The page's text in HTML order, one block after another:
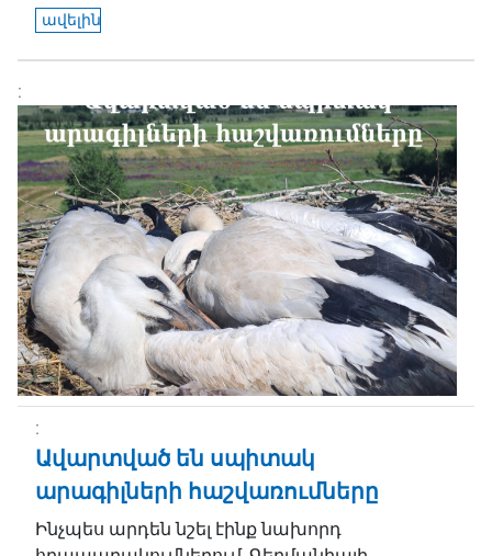
ավելին
Ավարտված են սպիտակ
արագիլների հաշվառումները
Ինչպես արդեն նշել էինք նախորդ